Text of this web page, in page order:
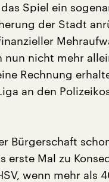
Spiel ein
der Stadt
nun nicht mehr
Rechnung
an den
Bürgerschaft
erste Mal zu
wenn mehr als